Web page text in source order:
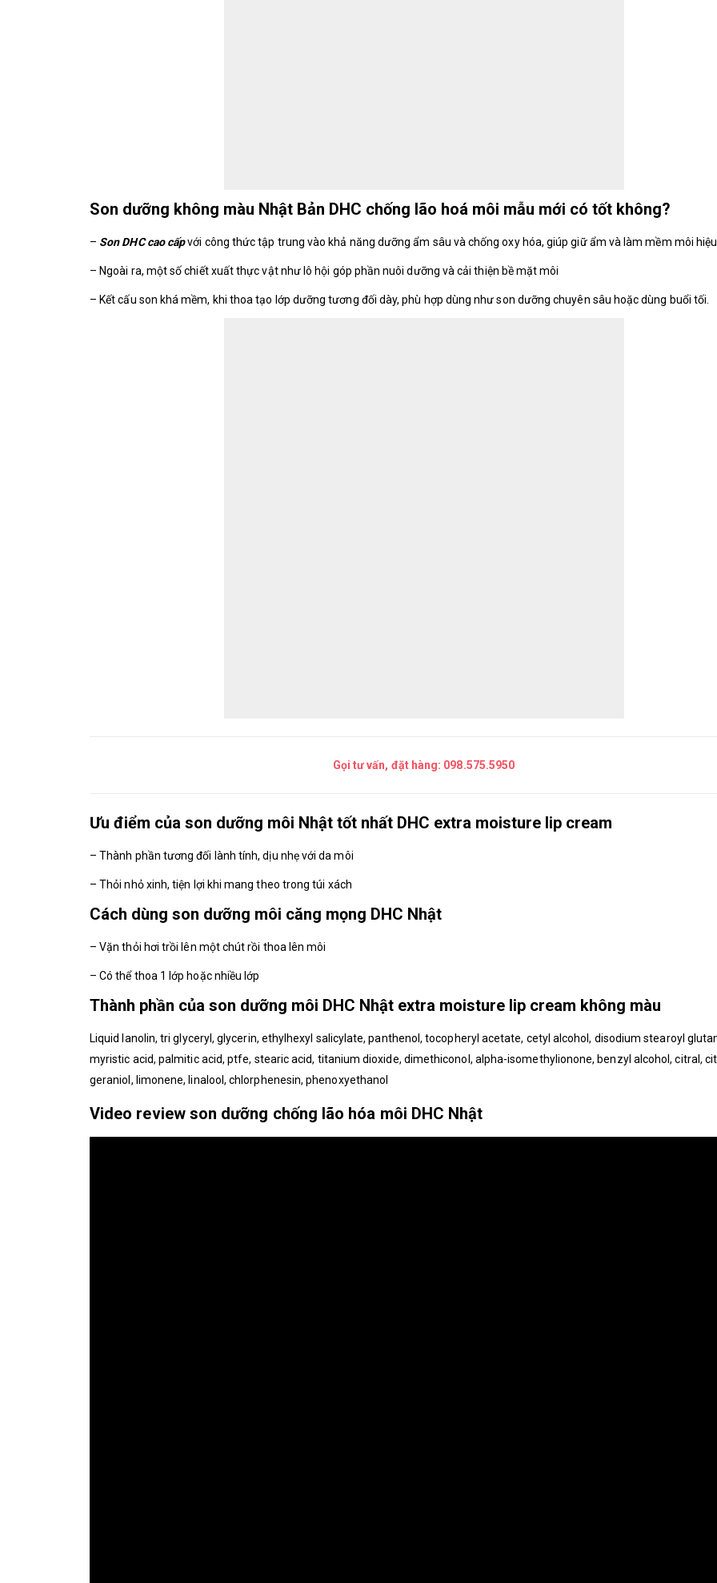
Son dưỡng không màu Nhật Bản DHC chống lão hoá môi mẫu mới có tốt không?
– Son DHC cao cấpvới công thức tập trung vào khả năng dưỡng ẩm sâu và chống oxy hóa, giúp giữ ẩm và làm mềm môi hiệu
– Ngoài ra, một số chiết xuất thực vật như lô hội góp phần nuôi dưỡng và cải thiện bề mặt môi
– Kết cấu son khá mềm, khi thoa tạo lớp dưỡng tương đối dày, phù hợp dùng như son dưỡng chuyên sâu hoặc dùng buổi tối.
Gọi tư vấn, đặt hàng: 098.575.5950
Ưu điểm của son dưỡng môi Nhật tốt nhất DHC extra moisture lip cream
– Thành phần tương đối lành tính, dịu nhẹ với da môi
– Thỏi nhỏ xinh, tiện lợi khi mang theo trong túi xách
Cách dùng son dưỡng môi căng mọng DHC Nhật
– Vặn thỏi hơi trồi lên một chút rồi thoa lên môi
– Có thể thoa 1 lớp hoặc nhiều lớp
Thành phần của son dưỡng môi DHC Nhật extra moisture lip cream không màu
Liquid lanolin, tri glyceryl, glycerin, ethylhexyl salicylate, panthenol, tocopheryl acetate, cetyl alcohol, disodium stearoyl
myristic acid, palmitic acid, ptfe, stearic acid, titanium dioxide, dimethiconol, alpha-isomethylionone, benzyl alcohol, citral,
geraniol, limonene, linalool, chlorphenesin, phenoxyethanol
Video review son dưỡng chống lão hóa môi DHC Nhật